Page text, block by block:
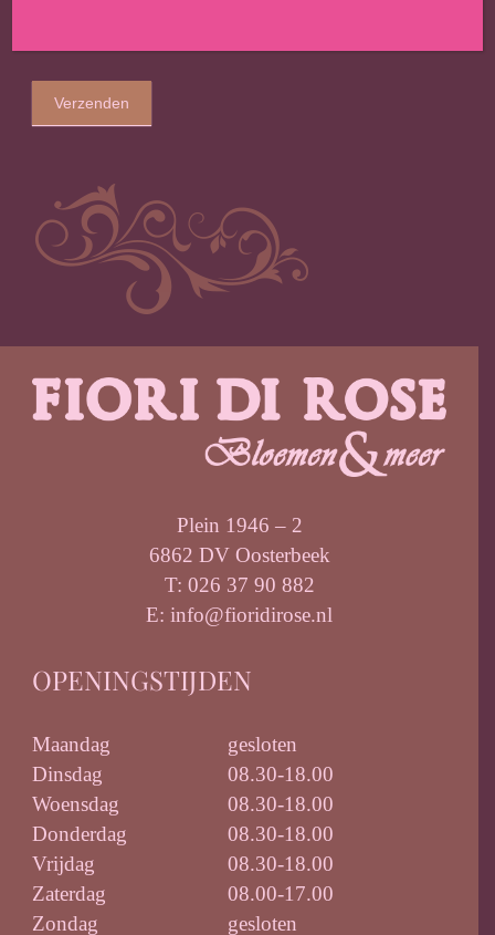
Verzenden
Plein 1946 – 2
6862 DV Oosterbeek
T: 026 37 90 882
E: info@fioridirose.nl
OPENINGSTIJDEN
Maandag
gesloten
Dinsdag
08.30-18.00
Woensdag
08.30-18.00
Donderdag
08.30-18.00
Vrijdag
08.30-18.00
Zaterdag
08.00-17.00
Zondag
gesloten